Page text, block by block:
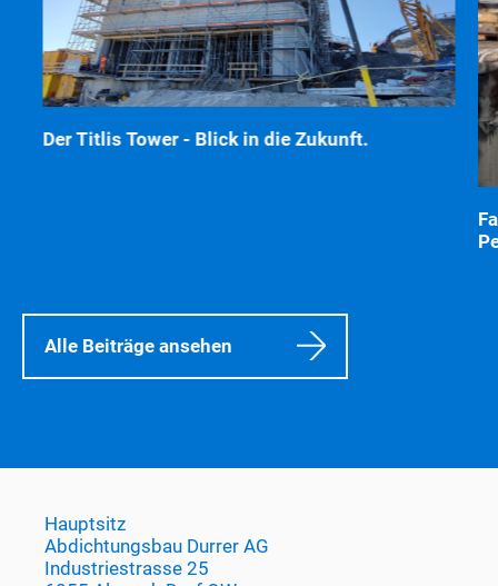
Der Titlis Tower - Blick in die Zukunft.
Alle Beiträge ansehen
Hauptsitz
Abdichtungsbau Durrer AG
Industriestrasse 25